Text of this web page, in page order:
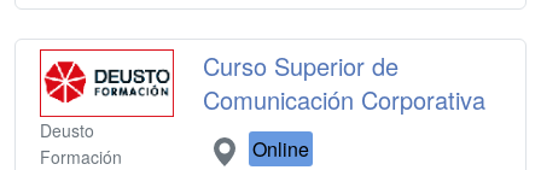
Deusto
Formación
Curso Superior de
Comunicación Corporativa
Online